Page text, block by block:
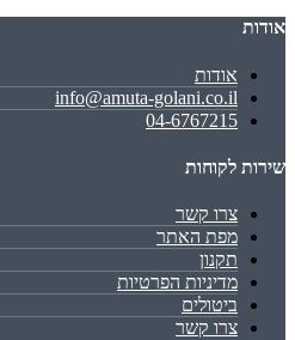
אודות
אודות
info@amuta-golani.co.il
04-6767215
שירות לקוחות
צרו קשר
מפת האתר
תקנון
מדיניות הפרטיות
ביטולים
צרו קשר